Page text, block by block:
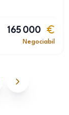
165 000
Negociabil